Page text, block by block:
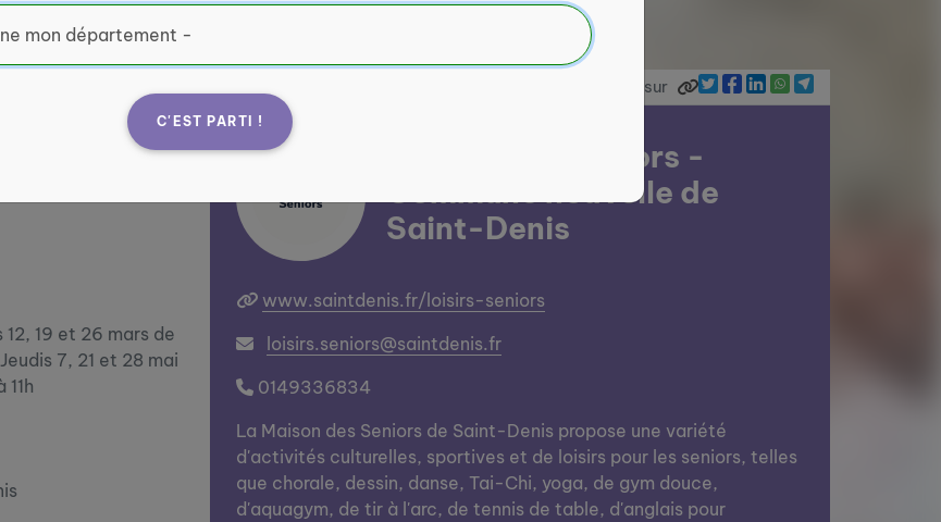
C'EST PARTI !
Partager sur
12, 19 et 26 mars de
7, 21 et 28 mai
11h
Maison des Seniors -
Commune nouvelle de
Saint-Denis
www.saintdenis.fr/loisirs-seniors
loisirs.seniors@saintdenis.fr
0149336834
La Maison des Seniors de Saint-Denis propose une variété
d'activités culturelles, sportives et de loisirs pour les seniors, telles
que chorale, dessin, danse, Tai-Chi, yoga, de gym douce,
d'aquagym, de tir à l'arc, de tennis de table, d'anglais pour